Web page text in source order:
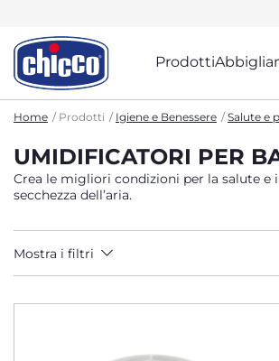
Prodotti
Home Prodotti Igiene e Benessere Salute e
UMIDIFICATORI PER
Crea le migliori condizioni per la salute
secchezza dell’aria.
Mostra i filtri